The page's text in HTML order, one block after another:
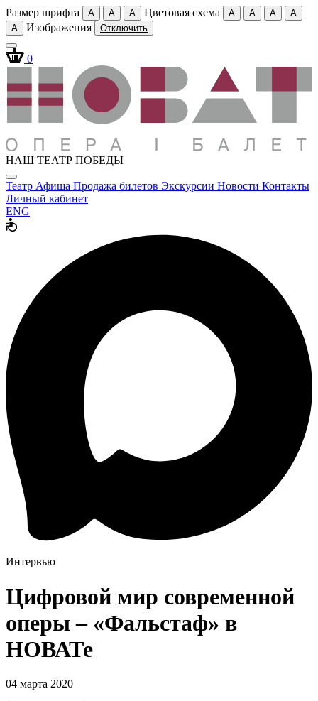
Размер шрифта A A A Цветовая схема A A A
A
A
Изображения Отключить
0
НАШ ТЕАТР ПОБЕДЫ
Театр Афиша Продажа билетов Экскурсии Новости Контакты
Личный кабинет
ENG
Интервью
Цифровой мир современной
оперы – «Фальстаф» в
НОВАТе
04 марта 2020